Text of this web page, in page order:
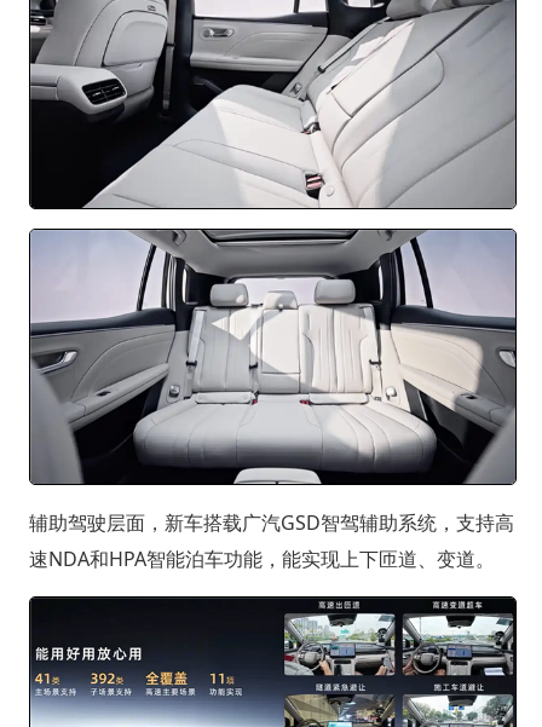
辅助驾驶层面，新车搭载广汽GSD智驾辅助系统，支持高
速NDA和HPA智能泊车功能，能实现上下匝道、变道。